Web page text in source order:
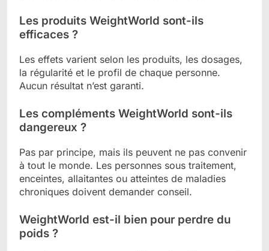
Les produits WeightWorld sont-ils
efficaces ?
Les effets varient selon les produits, les dosages,
la régularité et le profil de chaque personne.
Aucun résultat n’est garanti.
Les compléments WeightWorld sont-ils
dangereux ?
Pas par principe, mais ils peuvent ne pas convenir
à tout le monde. Les personnes sous traitement,
enceintes, allaitantes ou atteintes de maladies
chroniques doivent demander conseil.
WeightWorld est-il bien pour perdre du
poids ?